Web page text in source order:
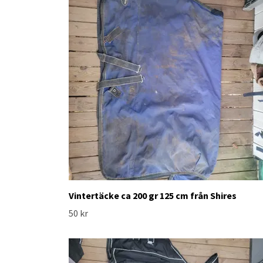
Vintertäcke ca 200 gr 125 cm från Shires
50 kr